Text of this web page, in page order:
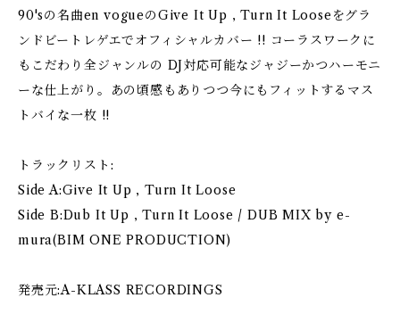
90'sの名曲en vogueのGive It Up , Turn It Looseをグラ
ンドビートレゲエでオフィシャルカバー !! コーラスワークに
もこだわり全ジャンルの DJ対応可能なジャジーかつハーモニ
ーな仕上がり。あの頃感もありつつ今にもフィットするマス
トバイな一枚 !!
トラックリスト:
Side A:Give It Up , Turn It Loose
Side B:Dub It Up , Turn It Loose / DUB MIX by e-
mura(BIM ONE PRODUCTION)
発売元:A-KLASS RECORDINGS